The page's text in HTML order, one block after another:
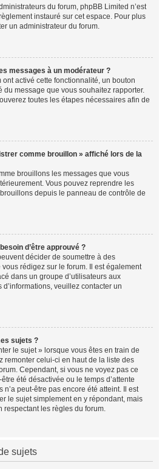
du forum, phpBB Limited n’est
instauré sur cet espace. Pour plus
un administrateur du forum.
messages à un modérateur ?
activé cette fonctionnalité, un bouton
du message que vous souhaitez rapporter.
toutes les étapes nécessaires afin de
comme brouillon » affiché lors de la
brouillons les messages que vous
Vous pouvez reprendre les
depuis le panneau de contrôle de
d’être approuvé ?
décider de soumettre à des
rédigez sur le forum. Il est également
dans un groupe d’utilisateurs aux
veuillez contacter un
sujets ?
le sujet » lorsque vous êtes en train de
remonter celui-ci en haut de la liste des
Cependant, si vous ne voyez pas ce
été désactivée ou le temps d’attente
peut-être pas encore été atteint. Il est
le sujet simplement en y répondant, mais
respectant les règles du forum.
sujets